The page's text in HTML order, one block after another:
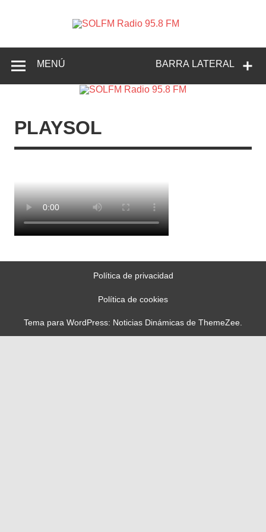
Radio
95.8 FM
Crevillente, Radio en Vega Baja y Radio en el Medio
BARRA LATERAL
MENÚ
PLAYSOL
Política de privacidad
Política de cookies
Tema para WordPress: Noticias Dinámicas de ThemeZee.